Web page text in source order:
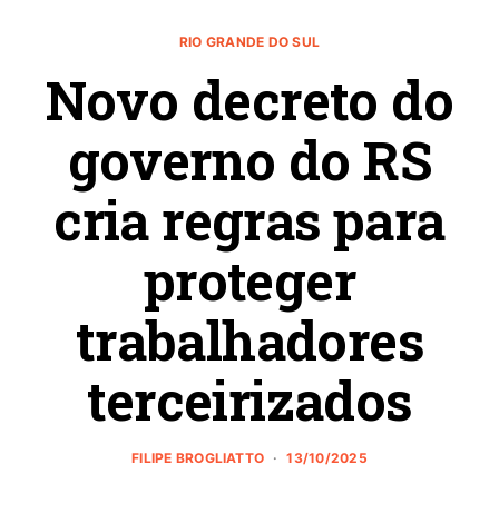
RIO GRANDE DO SUL
Novo decreto do
governo do RS
cria regras para
proteger
trabalhadores
terceirizados
FILIPE BROGLIATTO 13/10/2025